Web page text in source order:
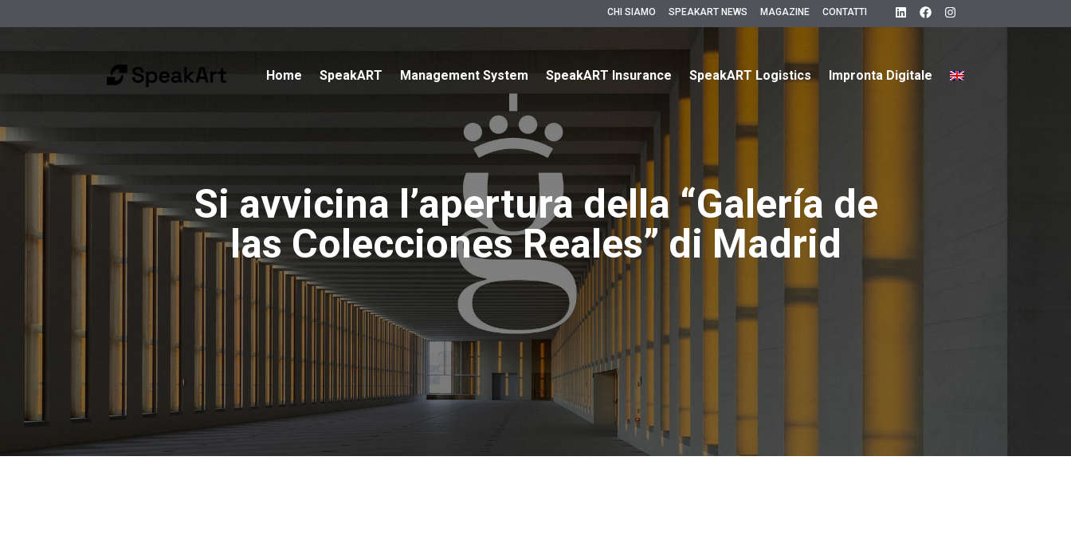
CHI SIAMO SPEAKART NEWS MAGAZINE CONTATTI
Home SpeakART Management System SpeakART Insurance SpeakART Logistics Impronta Digitale
Si avvicina l’apertura della “Galería de
las Colecciones Reales” di Madrid